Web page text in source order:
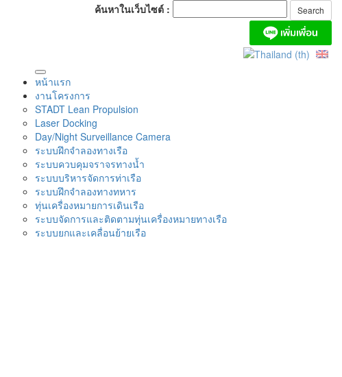
ค้นหาในเว็บไซต์ :
หน้าแรก
งานโครงการ
STADT Lean Propulsion
Laser Docking
Day/Night Surveillance Camera
ระบบฝึกจำลองทางเรือ
ระบบควบคุมจราจรทางน้ำ
ระบบบริหารจัดการท่าเรือ
ระบบฝึกจำลองทางทหาร
ทุ่นเครื่องหมายการเดินเรือ
ระบบจัดการและติดตามทุ่นเครื่องหมายทางเรือ
ระบบยกและเคลื่อนย้ายเรือ